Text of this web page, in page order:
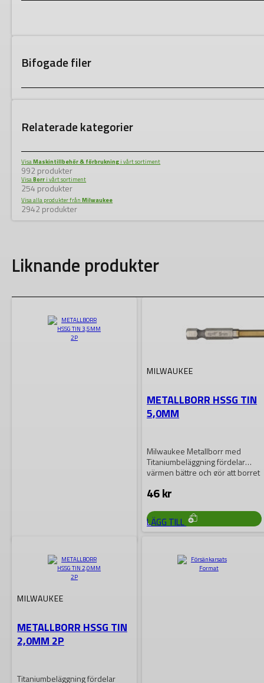
Bifogade filer
Relaterade kategorier
VisaMaskintillbehör & förbrukning i vårt sortiment
992 produkter
VisaBorr i vårt sortiment
254 produkter
Visa alla produkter frånMilwaukee
2942 produkter
Liknande produkter
MILWAUKEE
METALLBORR HSSG TIN
3,5MM 2P
Titaniumbeläggning fördelar
värmen bättre och gör att borret
41kr
MILWAUKEE
METALLBORR HSSG TIN
5,0MM
Milwaukee Metallborr med
Titaniumbeläggning fördelar
värmen bättre och gör att borret
46kr
LÄGG TILL
MILWAUKEE
METALLBORR HSSG TIN
2,0MM 2P
Titaniumbeläggning fördelar